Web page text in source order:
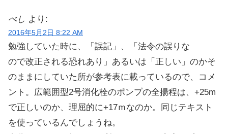
べし より:
2016年5月2日 8:22 AM
勉強していた時に、「誤記」、「法令の誤りな
ので改正される恐れあり」あるいは「正しい」のかそ
のままにしていた所が参考表に載っているので、コメ
ント。広範囲型2号消化栓のポンプの全揚程は、+25m
で正しいのか、理屈的に+17ｍなのか。同じテキスト
を使っているんでしょうね。